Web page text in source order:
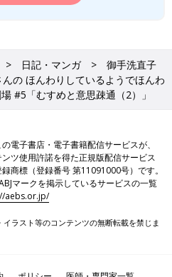
日記・マンガ
御手洗直子
の ほんわりしているようでほんわ
#5「むすめと意思疎通（2）」
電子書店・電子書籍配信サービスが、
ツ使用許諾を得た正規版配信サービス
商標（登録番号 第11091000号）です。
マークを掲示しているサービスの一覧
aebs.or.jp/
ラスト等のコンテンツの無断転載を禁じま